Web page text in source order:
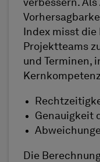
verbessern.
Index misst
Projektteams
und Terminen,
Genauigkeit
Die